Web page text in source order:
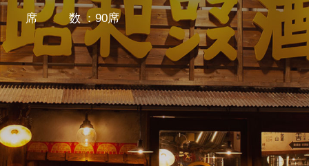
席数
90席